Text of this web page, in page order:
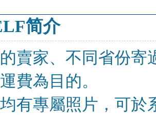
简介
賣家、不同省份寄
費為目的。
有專屬照片，可於